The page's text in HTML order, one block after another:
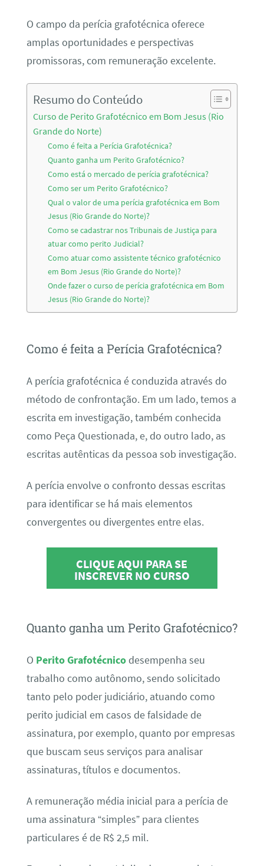
O campo da perícia grafotécnica oferece
amplas oportunidades e perspectivas
promissoras, com remuneração excelente.
Resumo do Conteúdo
Curso de Perito Grafotécnico em Bom Jesus (Rio
Grande do Norte)
Como é feita a Perícia Grafotécnica?
Quanto ganha um Perito Grafotécnico?
Como está o mercado de perícia grafotécnica?
Como ser um Perito Grafotécnico?
Qual o valor de uma perícia grafotécnica em Bom
Jesus (Rio Grande do Norte)?
Como se cadastrar nos Tribunais de Justiça para
atuar como perito Judicial?
Como atuar como assistente técnico grafotécnico
em Bom Jesus (Rio Grande do Norte)?
Onde fazer o curso de perícia grafotécnica em Bom
Jesus (Rio Grande do Norte)?
Como é feita a Perícia Grafotécnica?
A perícia grafotécnica é conduzida através do
método de confrontação. Em um lado, temos a
escrita em investigação, também conhecida
como Peça Questionada, e, do outro lado, as
escritas autênticas da pessoa sob investigação.
A perícia envolve o confronto dessas escritas
para identificar se há mais elementos
convergentes ou divergentes entre elas.
CLIQUE AQUI PARA SE
INSCREVER NO CURSO
Quanto ganha um Perito Grafotécnico?
O Perito Grafotécnicodesempenha seu
trabalho como autônomo, sendo solicitado
tanto pelo poder judiciário, atuando como
perito judicial em casos de falsidade de
assinatura, por exemplo, quanto por empresas
que buscam seus serviços para analisar
assinaturas, títulos e documentos.
A remuneração média inicial para a perícia de
uma assinatura “simples” para clientes
particulares é de R$ 2,5 mil.